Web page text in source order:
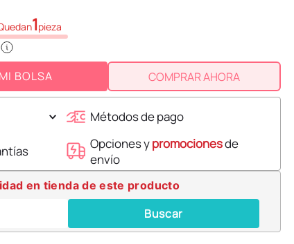
1pieza
BOLSA COMPRAR AHORA
Métodos de pago
Opciones ypromocionesde
envío
en tienda de este producto
Buscar